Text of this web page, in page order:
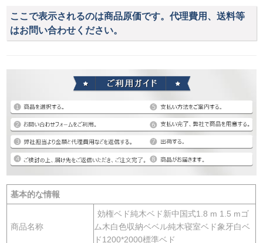
ここで表示されるのは商品原価です。代理費用、送料等
はお問い合わせください。
基本的な情報
商品名称
効権ベド純木ベド新中国式1.8 m 1.5 mゴ
ム木白色収納ベベル純木寝室ベド象牙白ベ
ド1200*2000標準ベド